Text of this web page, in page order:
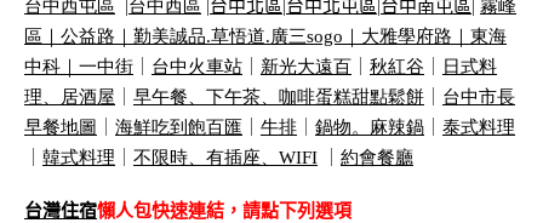
台中西屯區 |台中西區 |台中北區|台中北屯區|台中南屯區| 霧峰
區｜ 公益路｜ 勤美誠品.草悟道.廣三sogo 大雅學府路｜ 東海
中科｜ 一中街 台中火車站 新光大遠百 秋紅谷
日式料
理、居酒屋
早午餐、下午茶、咖啡蛋糕甜點鬆餅
台中市長
早餐地圖
海鮮吃到飽百匯 牛排 鍋物。麻辣鍋
泰式料理
韓式料理 不限時、有插座、 WIFI 約會餐廳
台灣住宿懶人包快速連結，請點下列選項